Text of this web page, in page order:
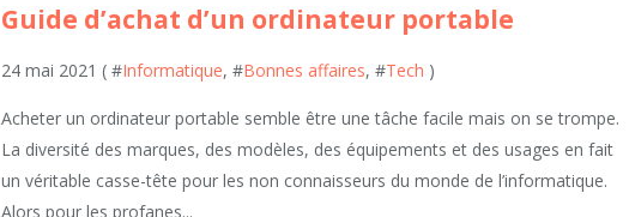
Guide d’achat d’un ordinateur portable
24 mai 2021 ( #Informatique, #Bonnes affaires, #Tech )
Acheter un ordinateur portable semble être une tâche facile mais on se trompe.
La diversité des marques, des modèles, des équipements et des usages en fait
un véritable casse-tête pour les non connaisseurs du monde de l’informatique.
Alors pour les profanes...